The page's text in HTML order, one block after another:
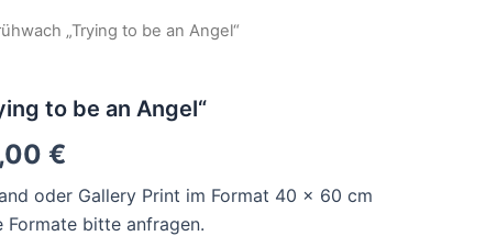
„Trying to be an Angel“
to be an Angel“
€
oder Gallery Print im Format 40 x 60 cm
bitte anfragen.